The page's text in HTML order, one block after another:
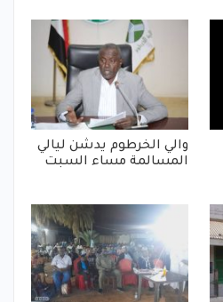
والي الخرطوم يدشن ليالي
المسالمة مساء السبت